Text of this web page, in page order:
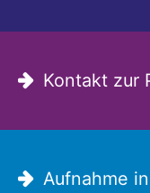
Kontakt zur
Aufnahme